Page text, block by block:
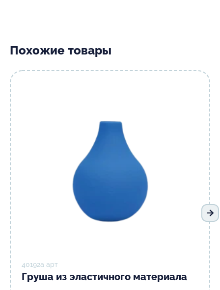
Похожие товары
40192а арт
Груша из эластичного материала